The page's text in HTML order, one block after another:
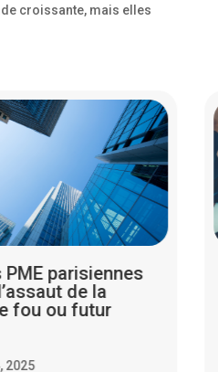
croissante, mais elles
Choquantes :
Parisiennes
le Système
2025